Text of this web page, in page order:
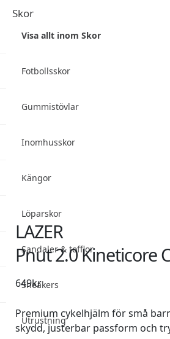
Skor
Visa allt inom Skor
Fotbollsskor
Gummistövlar
Inomhusskor
Kängor
Löparskor
Sandaler & tofflor
Sneakers
Utrustning
LAZER
Pnut 2.0 Kineticore
649kr
Premium cykelhjälm för små
skydd, justerbar passform och